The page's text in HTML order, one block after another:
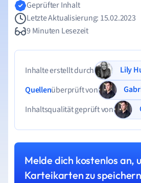
Geprüfter Inhalt
Letzte Aktualisierung: 15.02.2023
9 Minuten Lesezeit
Inhalte erstellt durch
Quellenüberprüft von
Inhaltsqualität geprüft von
Melde dich kostenlos an,
Karteikarten zu